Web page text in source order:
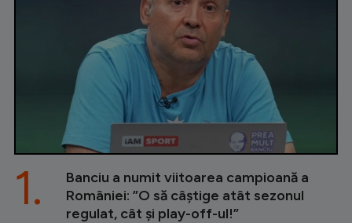
Banciu a numit viitoarea campioană a
României: ”O să câștige atât sezonul
regulat, cât și play-off-ul!”
1.